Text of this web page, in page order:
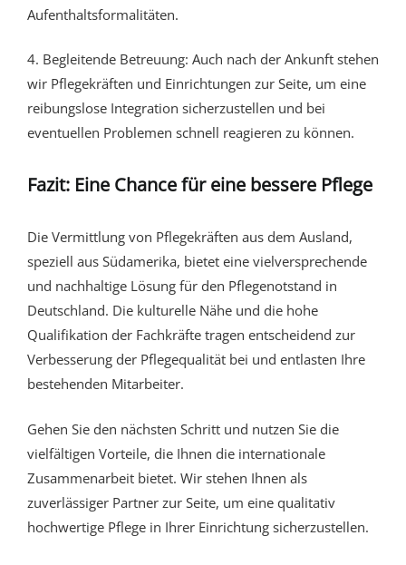
Aufenthaltsformalitäten.
4. Begleitende Betreuung: Auch nach der Ankunft stehen
wir Pflegekräften und Einrichtungen zur Seite, um eine
reibungslose Integration sicherzustellen und bei
eventuellen Problemen schnell reagieren zu können.
Fazit: Eine Chance für eine bessere Pflege
Die Vermittlung von Pflegekräften aus dem Ausland,
speziell aus Südamerika, bietet eine vielversprechende
und nachhaltige Lösung für den Pflegenotstand in
Deutschland. Die kulturelle Nähe und die hohe
Qualifikation der Fachkräfte tragen entscheidend zur
Verbesserung der Pflegequalität bei und entlasten Ihre
bestehenden Mitarbeiter.
Gehen Sie den nächsten Schritt und nutzen Sie die
vielfältigen Vorteile, die Ihnen die internationale
Zusammenarbeit bietet. Wir stehen Ihnen als
zuverlässiger Partner zur Seite, um eine qualitativ
hochwertige Pflege in Ihrer Einrichtung sicherzustellen.